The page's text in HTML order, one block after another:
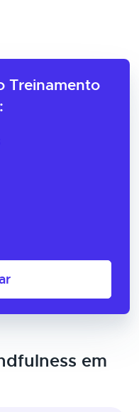
Treinamento
em